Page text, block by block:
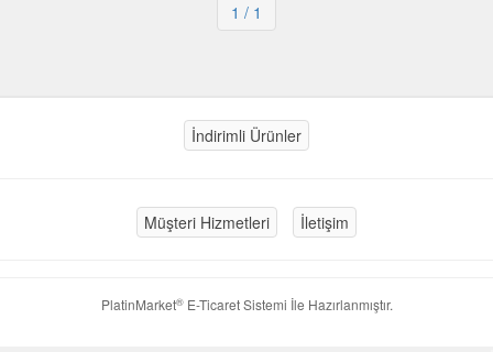
1 / 1
İndirimli Ürünler
Müşteri Hizmetleri İletişim
PlatinMarket®E-Ticaret Sistemi İle Hazırlanmıştır.